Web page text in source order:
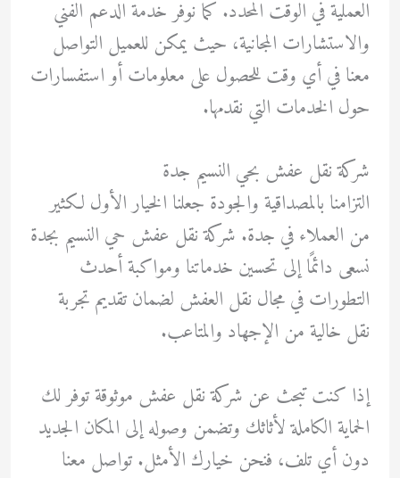
العملية في الوقت المحدد. كما نوفر خدمة الدعم الفني
والاستشارات المجانية، حيث يمكن للعميل التواصل
معنا في أي وقت للحصول على معلومات أو استفسارات
حول الخدمات التي نقدمها.
شركة نقل عفش بحي النسيم جدة
التزامنا بالمصداقية والجودة جعلنا الخيار الأول لكثير
من العملاء في جدة. شركة نقل عفش حي النسيم بجدة
نسعى دائمًا إلى تحسين خدماتنا ومواكبة أحدث
التطورات في مجال نقل العفش لضمان تقديم تجربة
نقل خالية من الإجهاد والمتاعب.
إذا كنت تبحث عن شركة نقل عفش موثوقة توفر لك
الحماية الكاملة لأثاثك وتضمن وصوله إلى المكان الجديد
دون أي تلف، فنحن خيارك الأمثل. تواصل معنا